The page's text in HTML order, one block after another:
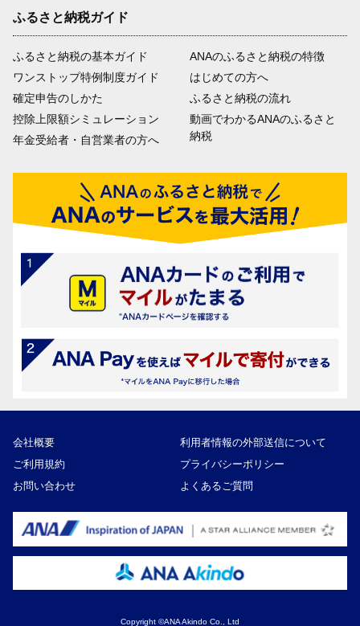
ふるさと納税ガイド
ふるさと納税の基本ガイド
ワンストップ特例制度ガイド
確定申告のしかた
控除上限額シミュレーション
年金受給者・自営業者の方へ
ANAのふるさと納税の特徴
はじめての方へ
ふるさと納税の流れ
動画でわかるANAのふるさと
納税
会社概要
利用者情報の外部送信について
ご利用規約
プライバシーポリシー
お問い合わせ
よくあるご質問
Copyright ©ANA Akindo Co., Ltd